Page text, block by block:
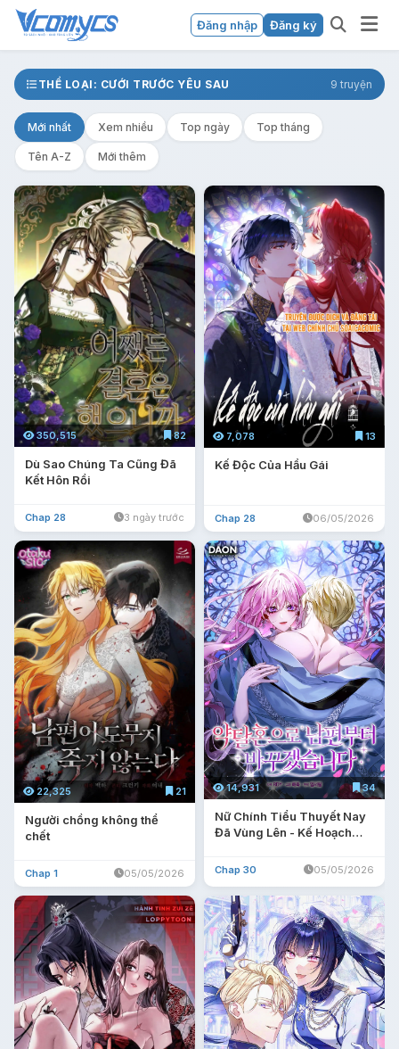
Đăng nhập Đăng ký
THỂ LOẠI: CƯỚI TRƯỚC YÊU SAU 9 truyện
Mới nhất Xem nhiều Top ngày Top tháng
Tên A-Z Mới thêm
350,515 82
Dù Sao Chúng Ta Cũng Đã
Kết Hôn Rồi
Chap 28 3 ngày trước
7,078 13
Kế Độc Của Hầu Gái
Chap 28 06/05/2026
22,325 21
Người chồng không thể
chết
Chap 1 05/05/2026
14,931 34
Nữ Chính Tiểu Thuyết Nay
Đã Vùng Lên - Kế Hoạch
Thư
Chap 30 05/05/2026